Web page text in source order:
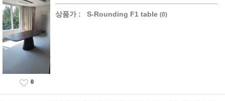
상품가 : S-Rounding F1 table (0)
0